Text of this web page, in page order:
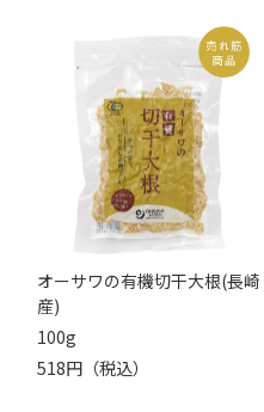
オーサワの有機切干大根(長崎
産)
100g
518円（税込）